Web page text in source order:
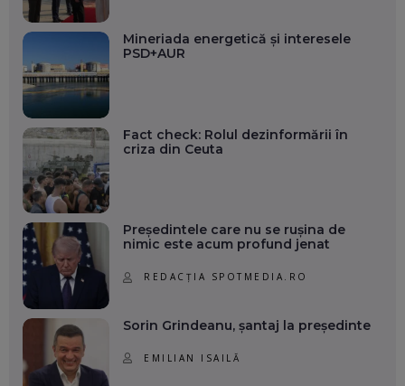
Mineriada energetică și interesele
PSD+AUR
Fact check: Rolul dezinformării în
criza din Ceuta
Președintele care nu se rușina de
nimic este acum profund jenat
REDACȚIA SPOTMEDIA.RO
Sorin Grindeanu, șantaj la președinte
EMILIAN ISAILĂ